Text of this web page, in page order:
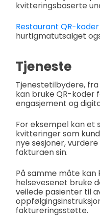
kvitteringsbaserte
Restaurant QR-koder
hurtigmatutsalget
Tjeneste
Tjenestetilbydere,
kan bruke QR-
engasjement og
For eksempel kan et
kvitteringer som
nye sesjoner,
fakturaen sin.
På samme måte kan
helsevesenet bruke
veilede pasienter til
faktureringsstøtte.